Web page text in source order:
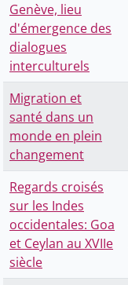
Genève, lieu
d'émergence des
dialogues
interculturels
Migration et
santé dans un
monde en plein
changement
Regards croisés
sur les Indes
occidentales: Goa
et Ceylan au XVIIe
siècle